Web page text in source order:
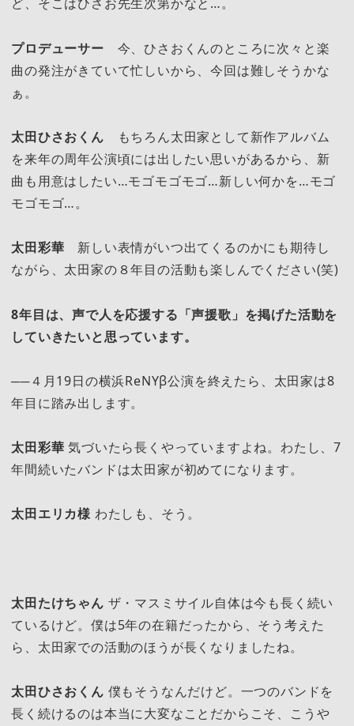
プロデューサー 今、ひさおくんのところに次々と楽
曲の発注がきていて忙しいから、今回は難しそうかな
ぁ。
太田ひさおくん もちろん太田家として新作アルバム
を来年の周年公演頃には出したい思いがあるから、新
曲も用意はしたい…モゴモゴモゴ…新しい何かを…モゴ
モゴモゴ…。
太田彩華 新しい表情がいつ出てくるのかにも期待し
ながら、太田家の８年目の活動も楽しんでください(笑)
8年目は、声で人を応援する「声援歌」を掲げた活動を
していきたいと思っています。
──４月19日の横浜ReNYβ公演を終えたら、太田家は8
年目に踏み出します。
太田彩華 気づいたら長くやっていますよね。わたし、7
年間続いたバンドは太田家が初めてになります。
太田エリカ様 わたしも、そう。
太田たけちゃん ザ・マスミサイル自体は今も長く続い
ているけど。僕は5年の在籍だったから、そう考えた
ら、太田家での活動のほうが長くなりましたね。
太田ひさおくん 僕もそうなんだけど。一つのバンドを
長く続けるのは本当に大変なことだからこそ、こうや